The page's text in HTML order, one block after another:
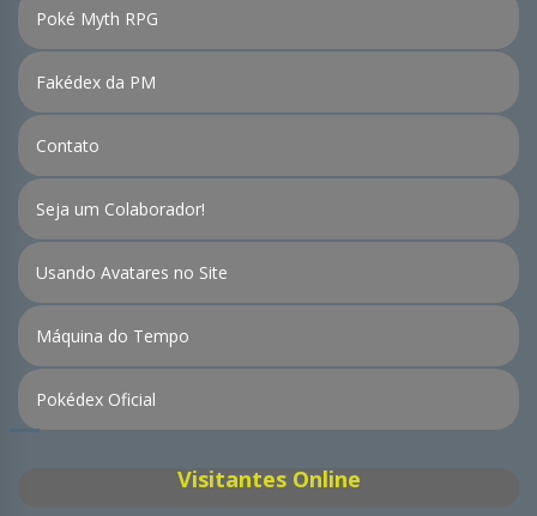
Poké Myth RPG
Fakédex da PM
Contato
Seja um Colaborador!
Usando Avatares no Site
Máquina do Tempo
Pokédex Oficial
Visitantes Online